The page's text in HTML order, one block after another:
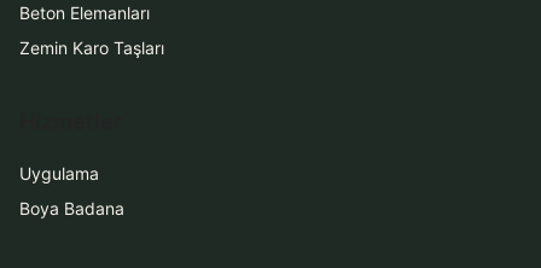
Beton Elemanları
Zemin Karo Taşları
Uygulama
Boya Badana